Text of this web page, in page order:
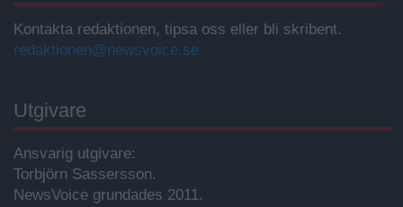
Kontakta redaktionen, tipsa oss eller bli skribent.
redaktionen@newsvoice.se
Utgivare
Ansvarig utgivare:
Torbjörn Sassersson.
NewsVoice grundades 2011.